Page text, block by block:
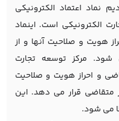
نماد اعتماد الکترونیکی
الکترونیکی است. اینماد
هویت و صلاحیت آنها و از
شود. مرکز توسعه تجارت
و احراز هویت و صلاحیت
متقاضی قرار می دهد. این
می شود.